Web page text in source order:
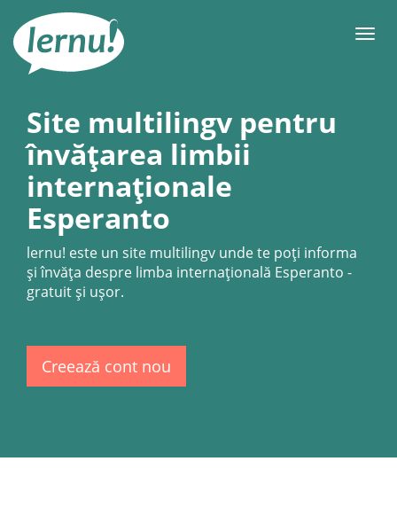
conținut
Site multilingv pentru
învățarea limbii
internaționale
Esperanto
lernu! este un site multilingv unde te poți informa
și învăța despre limba internațională Esperanto -
gratuit şi uşor.
Creează cont nou